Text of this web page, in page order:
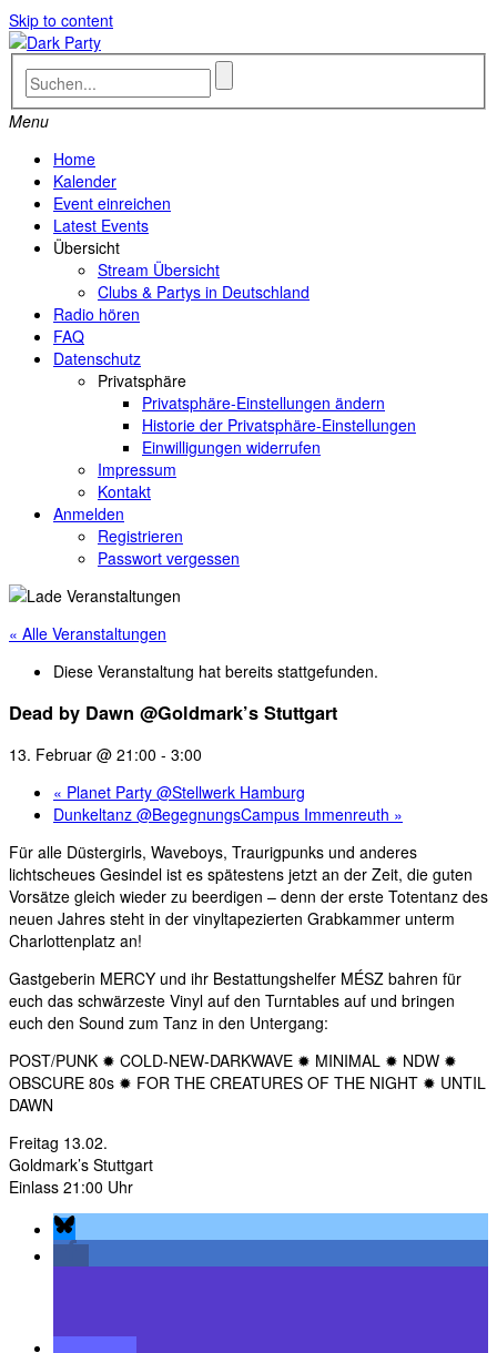
Skip to content
Menu
Home
Kalender
Event einreichen
Latest Events
Übersicht
Stream Übersicht
Clubs & Partys in Deutschland
Radio hören
FAQ
Datenschutz
Privatsphäre
Privatsphäre-Einstellungen ändern
Historie der Privatsphäre-Einstellungen
Einwilligungen widerrufen
Impressum
Kontakt
Anmelden
Registrieren
Passwort vergessen
« Alle Veranstaltungen
Diese Veranstaltung hat bereits stattgefunden.
Dead by Dawn @Goldmark’s Stuttgart
13. Februar @ 21:00 - 3:00
« Planet Party @Stellwerk Hamburg
Dunkeltanz @BegegnungsCampus Immenreuth »
Für alle Düstergirls, Waveboys, Traurigpunks und anderes
lichtscheues Gesindel ist es spätestens jetzt an der Zeit, die guten
Vorsätze gleich wieder zu beerdigen – denn der erste Totentanz des
neuen Jahres steht in der vinyltapezierten Grabkammer unterm
Charlottenplatz an!
Gastgeberin MERCY und ihr Bestattungshelfer MÉSZ bahren für
euch das schwärzeste Vinyl auf den Turntables auf und bringen
euch den Sound zum Tanz in den Untergang:
POST/PUNK ✹ COLD-NEW-DARKWAVE ✹ MINIMAL ✹ NDW ✹
OBSCURE 80s ✹ FOR THE CREATURES OF THE NIGHT ✹ UNTIL
DAWN
Freitag 13.02.
Goldmark’s Stuttgart
Einlass 21:00 Uhr